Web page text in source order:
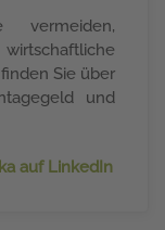
vermeiden,
Sie über
und
auf LinkedIn